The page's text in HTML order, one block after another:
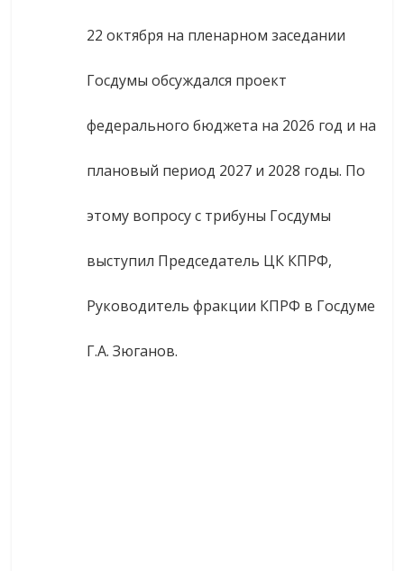
22 октября на пленарном заседании
Госдумы обсуждался проект
федерального бюджета на 2026 год и на
плановый период 2027 и 2028 годы. По
этому вопросу с трибуны Госдумы
выступил Председатель ЦК КПРФ,
Руководитель фракции КПРФ в Госдуме
Г.А. Зюганов.